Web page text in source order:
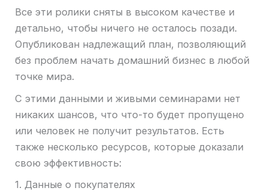
Все эти ролики сняты в высоком качестве и
детально, чтобы ничего не осталось позади.
Опубликован надлежащий план, позволяющий
без проблем начать домашний бизнес в любой
точке мира.
С этими данными и живыми семинарами нет
никаких шансов, что что-то будет пропущено
или человек не получит результатов. Есть
также несколько ресурсов, которые доказали
свою эффективность:
1. Данные о покупателях